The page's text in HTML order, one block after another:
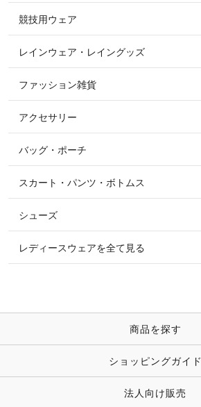
カットソー・Tシャツ・タンクトップ
ニット・セーター
シャツ・ブラウス・ワンピース
コート
ジャケット・ブルゾン
競技用ウェア
すべての競技用ウェア
ショージャケット
ショーシャツ
レインウェア・レイングッズ
ファッション雑貨
すべてのファッション雑貨
ソックス
ベルト
時計・財布・キーケース・革小物
キーホルダー・チャーム・ストラップ
アクセサリー
すべてのアクセサリー
リング
ピアス・イヤリング
ピン・ブローチ・コサージュ
その他 アクセサリー
バッグ・ポーチ
スカート・パンツ・ボトムス
シューズ
レディースウェアを全て見る
商品を探す
ショッピングガイド
法人向け販売